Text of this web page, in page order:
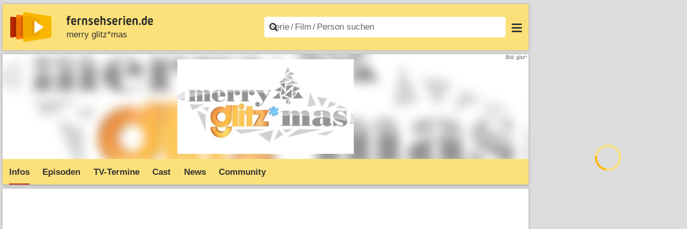
merry glitz*mas
News Entdecken Streaming Filme A–Z Login
Bild: glitz*
Infos Episoden TV-Termine Cast News Community